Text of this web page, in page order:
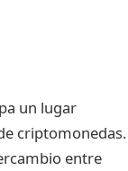
un lugar
criptomonedas.
entre